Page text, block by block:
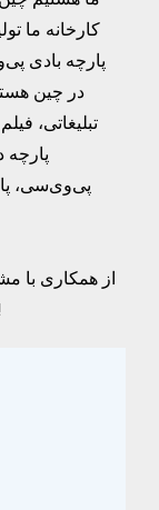
فروشی دکوراسیون داخلی OEM کارخانه ما
در چین
تبلیغاتی،
پارچه
پی‌وی‌سی،
به